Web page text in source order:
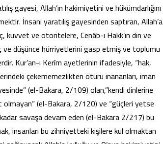
gayesi, Allah’ın hakimiyetini ve hükümdarlığını
İnsanı yaratılış gayesinden saptıran, Allah’a
kuvvet ve otoritelere, Cenâb-ı Hakk’ın din ve
düşünce hürriyetlerini gasp etmiş ve toplumu
Kur’an-ı Kerîm ayetlerinin ifadesiyle, “hak,
çekememezlikten ötürü inananları, iman
(el-Bakara, 2/109) olan,”kendi dinlerine
(el-Bakara, 2/120) ve “güçleri yetse
savaşa devam eden (el-Bakara 2/217) bu
insanları bu zihniyetteki kişilere kul olmaktan